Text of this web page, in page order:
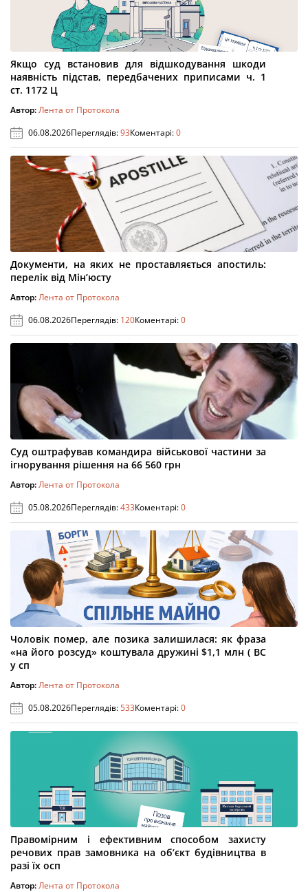
Якщо суд встановив для відшкодування шкоди
наявність підстав, передбачених приписами ч. 1
ст. 1172 Ц
Автор:Лента от Протокола
06.08.2026Переглядів:93Коментарі:0
Документи, на яких не проставляється апостиль:
перелік від Мін’юсту
Автор:Лента от Протокола
06.08.2026Переглядів: 120Коментарі:0
Суд оштрафував командира військової частини за
ігнорування рішення на 66 560 грн
Автор:Лента от Протокола
05.08.2026Переглядів:433Коментарі:0
Чоловік помер, але позика залишилася: як фраза
«на його розсуд» коштувала дружині $1,1 млн ( ВС
у сп
Автор:Лента от Протокола
05.08.2026Переглядів:533Коментарі:0
Правомірним і ефективним способом захисту
речових прав замовника на об’єкт будівництва в
разі їх осп
Автор:Лента от Протокола